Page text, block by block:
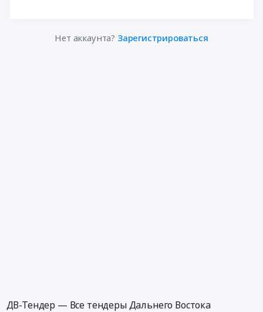
Нет аккаунта? Зарегистрироваться
ДВ-Тендер — Все тендеры Дальнего Востока